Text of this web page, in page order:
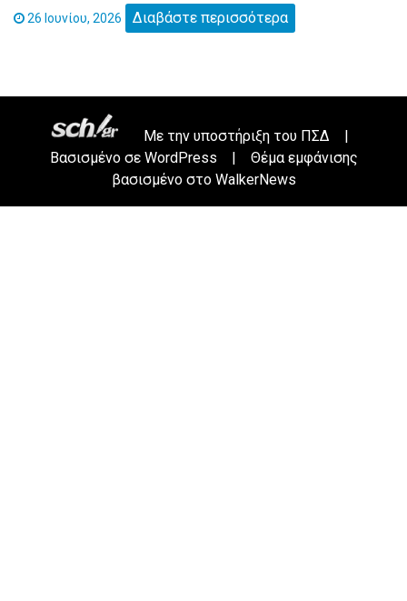
26 Ιουνίου, 2026 Διαβάστε περισσότερα
Με την υποστήριξη του ΠΣΔ
|
Βασισμένο σε WordPress |
Θέμα εμφάνισης
βασισμένο στο WalkerNews